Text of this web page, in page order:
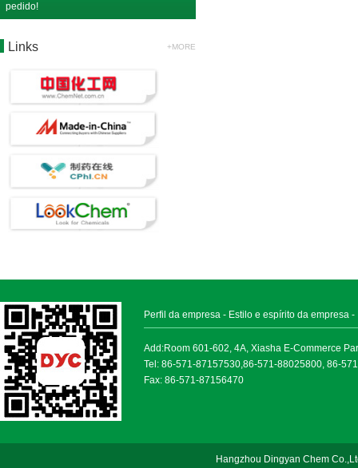
pedido!
Links +MORE
Perfil da empresa - Estilo e espírito da empresa -
Add:Room 601-602, 4A, Xiasha E-Commerce
Tel: 86-571-87157530,86-571-88025800, 86-
Fax: 86-571-87156470
Hangzhou Dingyan Chem